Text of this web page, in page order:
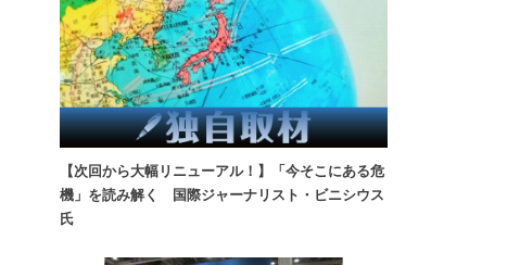
【次回から大幅リニューアル！】「今そこにある危
機」を読み解く 国際ジャーナリスト・ビニシウス
氏